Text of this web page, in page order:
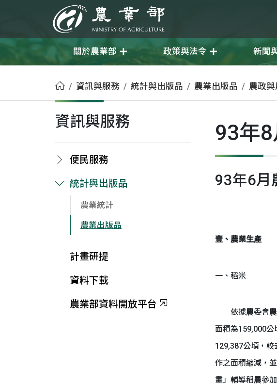
農業部
關於農業部 政策與法令 新聞
首頁資訊與服務 統計與出版品 農業出版品 農政與
資訊與服務
便民服務
統計與出版品
農業統計
農業出版品
計畫研提
資料下載
農業部資料開放平台
93年8
93年6月
壹、農業生產
一、稻米
依據農委會農
面積為159,000公
129,387公頃，
作之面積縮減，
畫」輔導稻農參